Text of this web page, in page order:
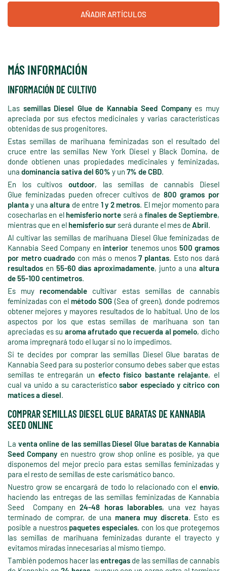
AÑADIR ARTÍCULOS
MÁS INFORMACIÓN
INFORMACIÓN DE CULTIVO
Las semillas Diesel Glue de Kannabia Seed Companyes muy
apreciada por sus efectos medicinales y varias características
obtenidas de sus progenitores.
Estas semillas de marihuana feminizadas son el resultado del
cruce entre las semillas New York Diesel y Black Domina, de
donde obtienen unas propiedades medicinales y feminizadas,
una dominancia sativa del 60% y un 7% de CBD.
En los cultivos outdoor, las semillas de cannabis Diesel
Glue feminizadas pueden ofrecer cultivos de 800 gramos por
planta y unaaltura de entre 1 y 2 metros. El mejor momento para
cosecharlas en el hemisferio norte será afinales de Septiembre,
mientras que en el hemisferio sur será durante el mes de Abril.
Al cultivar las semillas de marihuana Diesel Glue feminizadas de
Kannabia Seed Company en interior tenemos unos 500 gramos
por metro cuadrado con más o menos7 plantas. Esto nos dará
resultados en 55-60 días aproximadamente, junto a una altura
de 55-100 centímetros.
Es muy recomendable cultivar estas semillas de cannabis
feminizadas con el método SOG (Sea of green), donde podremos
obtener mejores y mayores resultados de lo habitual. Uno de los
aspectos por los que estas semillas de marihuana son tan
apreciadas es su aroma afrutado que recuerda al pomelo, dicho
aroma impregnará todo el lugar si no lo impedimos.
Si te decides por comprar las semillas Diesel Glue baratas de
Kannabia Seed para su posterior consumo debes saber que estas
semillas te entregarán un efecto físico bastante relajante, el
cual va unido a su característicosabor especiado y cítrico con
matices a diesel.
COMPRAR SEMILLAS DIESEL GLUE BARATAS DE KANNABIA
SEED ONLINE
La venta online de las semillas Diesel Glue baratas de Kannabia
Seed Company en nuestro grow shop online es posible, ya que
disponemos del mejor precio para estas semillas feminizadas y
para el resto de semillas de este carismático banco.
Nuestro grow se encargará de todo lo relacionado con el envío,
haciendo las entregas de las semillas feminizadas de Kannabia
Seed Company en24-48 horas laborables, una vez hayas
terminado de comprar, de una manera muy discreta. Esto es
posible a nuestros paquetes especiales, con los que protegemos
las semillas de marihuana feminizadas durante el trayecto y
evitamos miradas innecesarias al mismo tiempo.
También podemos hacer lasentregas de las semillas de cannabis